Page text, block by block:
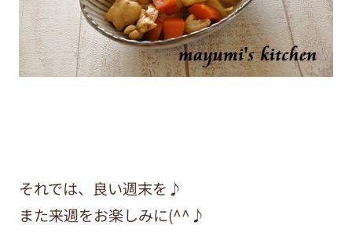
それでは、良い週末を♪
また来週をお楽しみに(^^♪